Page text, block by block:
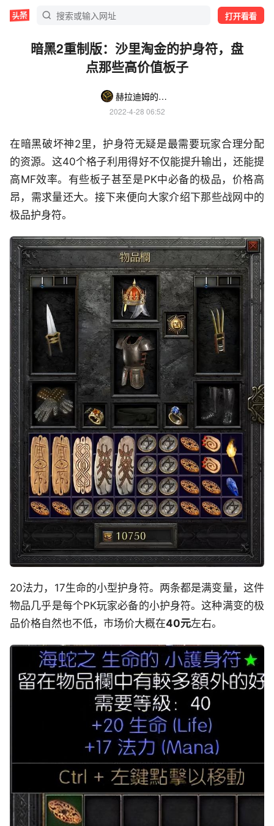
打开看看
暗黑2重制版：沙里淘金的护身符，盘
点那些高价值板子
赫拉迪姆的小方块
2022-4-28 06:52
在暗黑破坏神2里，护身符无疑是最需要玩家合理分配
的资源。这40个格子利用得好不仅能提升输出，还能提
高MF效率。有些板子甚至是PK中必备的极品，价格高
昂，需求量还大。接下来便向大家介绍下那些战网中的
极品护身符。
20法力，17生命的小型护身符。两条都是满变量，这件
物品几乎是每个PK玩家必备的小护身符。这种满变的极
品价格自然也不低，市场价大概在40元左右。